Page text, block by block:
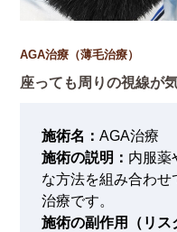
AGA治療（薄毛治療）
座っても周りの視線が
施術名：AGA治療
施術の説明： 内服薬
な方法を組み合わ
治療です。
施術の副作用（リス